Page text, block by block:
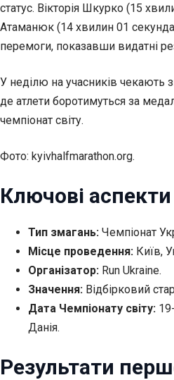
статус. Вікторія Шкурко (15
Атаманюк (14 хвилин 01
перемоги, показавши видатні
У неділю на учасників чекають
де атлети боротимуться за
чемпіонат світу.
Фото: kyivhalfmarathon.org.
Ключові аспекти
Тип змагань: Чемпіонат
Місце проведення: Київ,
Організатор: Run Ukraine.
Значення: Відбірковий
Дата Чемпіонату світу:
Данія.
Результати